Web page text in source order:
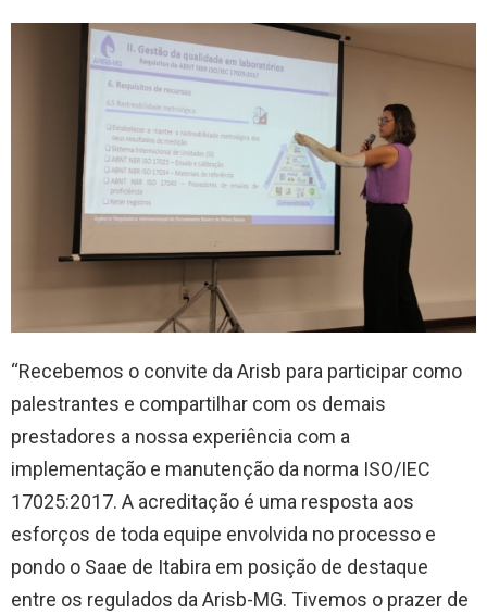
“Recebemos o convite da Arisb para participar como
palestrantes e compartilhar com os demais
prestadores a nossa experiência com a
implementação e manutenção da norma ISO/IEC
17025:2017. A acreditação é uma resposta aos
esforços de toda equipe envolvida no processo e
pondo o Saae de Itabira em posição de destaque
entre os regulados da Arisb-MG. Tivemos o prazer de